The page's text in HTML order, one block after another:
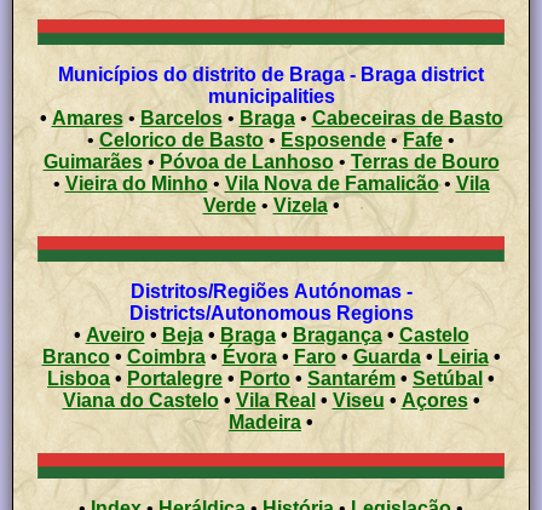
Municípios do distrito de Braga - Braga district
municipalities
• Amares• Barcelos• Braga• Cabeceiras de Basto
•
Celorico de Basto • Esposende •Fafe •
Guimarães• Póvoa de Lanhoso•
Terras de Bouro
•Vieira do Minho• Vila Nova de Famalicão• Vila
Verde•Vizela•
Distritos/Regiões Autónomas -
Districts/Autonomous Regions
•Aveiro• Beja• Braga• Bragança• Castelo
Branco• Coimbra• Évora• Faro• Guarda• Leiria•
Lisboa • Portalegre • Porto • Santarém • Setúbal •
Viana do Castelo• Vila Real • Viseu • Açores •
Madeira •